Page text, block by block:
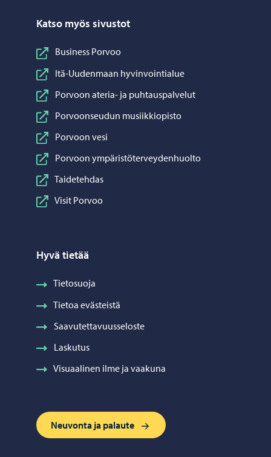
Katso myös sivustot
Business Porvoo
Itä-Uudenmaan hyvinvointialue
Porvoon ateria- ja puhtauspalvelut
Porvoonseudun musiikkiopisto
Porvoon vesi
Porvoon ympäristöterveydenhuolto
Taidetehdas
Visit Porvoo
Hyvä tietää
Tietosuoja
Tietoa evästeistä
Saavutettavuusseloste
Laskutus
Visuaalinen ilme ja vaakuna
Neuvonta ja palaute